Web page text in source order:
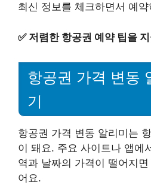
최신 정보를 체크하면서 예약
✅ 저렴한 항공권 예약 팁을
항공권 가격 변동
기
항공권 가격 변동 알리미는
이 돼요. 주요 사이트나 앱에
역과 날짜의 가격이 떨어지
어요.